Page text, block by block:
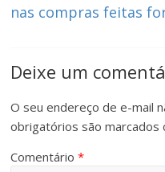
nas compras feitas
Deixe um
O seu endereço de e-mail
obrigatórios são marcados
Comentário*